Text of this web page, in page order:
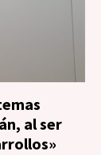
al ser